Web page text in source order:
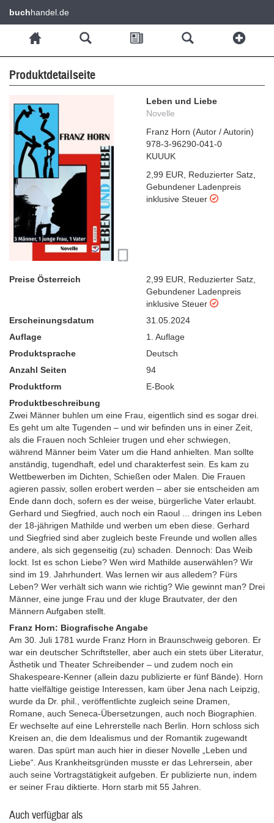
buchhandel.de
Produktdetailseite
Leben und Liebe
Novelle
Franz Horn (Autor / Autorin)
978-3-96290-041-0
KUUUK
2,99 EUR
Reduzierter Satz
Gebundener Ladenpreis
inklusive Steuer
Preise Österreich 2,99 EUR Reduzierter Satz
Gebundener Ladenpreis
inklusive Steuer
Erscheinungsdatum
31.05.2024
Auflage
1. Auflage
Produktsprache
Deutsch
Anzahl Seiten
94
Produktform
E-Book
Produktbeschreibung
Zwei Männer buhlen um eine Frau, eigentlich sind es sogar drei.
Es geht um alte Tugenden – und wir befinden uns in einer Zeit,
als die Frauen noch Schleier trugen und eher schwiegen,
während Männer beim Vater um die Hand anhielten. Man sollte
anständig, tugendhaft, edel und charakterfest sein. Es kam zu
Wettbewerben im Dichten, Schießen oder Malen. Die Frauen
agieren passiv, sollen erobert werden – aber sie entscheiden am
Ende dann doch, sofern es der weise, bürgerliche Vater erlaubt.
Gerhard und Siegfried, auch noch ein Raoul ... dringen ins Leben
der 18-jährigen Mathilde und werben um eben diese. Gerhard
und Siegfried sind aber zugleich beste Freunde und wollen alles
andere, als sich gegenseitig (zu) schaden. Dennoch: Das Weib
lockt. Ist es schon Liebe? Wen wird Mathilde auserwählen? Wir
sind im 19. Jahrhundert. Was lernen wir aus alledem? Fürs
Leben? Wer verhält sich wann wie richtig? Wie gewinnt man? Drei
Männer, eine junge Frau und der kluge Brautvater, der den
Männern Aufgaben stellt.
Franz Horn: Biografische Angabe
Am 30. Juli 1781 wurde Franz Horn in Braunschweig geboren. Er
war ein deutscher Schriftsteller, aber auch ein stets über Literatur,
Ästhetik und Theater Schreibender – und zudem noch ein
Shakespeare-Kenner (allein dazu publizierte er fünf Bände). Horn
hatte vielfältige geistige Interessen, kam über Jena nach Leipzig,
wurde da Dr. phil., veröffentlichte zugleich seine Dramen,
Romane, auch Seneca-Übersetzungen, auch noch Biographien.
Er wechselte auf eine Lehrerstelle nach Berlin. Horn schloss sich
Kreisen an, die dem Idealismus und der Romantik zugewandt
waren. Das spürt man auch hier in dieser Novelle „Leben und
Liebe“. Aus Krankheitsgründen musste er das Lehrersein, aber
auch seine Vortragstätigkeit aufgeben. Er publizierte nun, indem
er seiner Frau diktierte. Horn starb mit 55 Jahren.
Auch verfügbar als